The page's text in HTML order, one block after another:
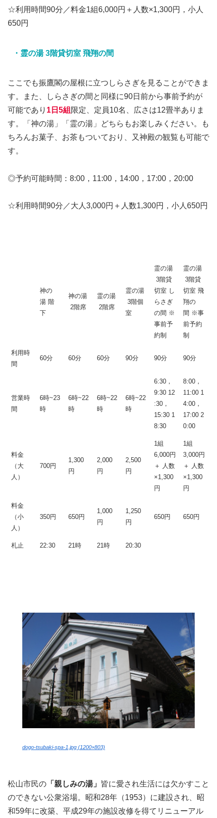
☆利用時間90分／料金1組6,000円＋人数×1,300円，小人
650円
・霊の湯 3階貸切室 飛翔の間
ここでも振鷹閣の屋根に立つしらさぎを見ることができま
す。また、しらさぎの間と同様に90日前から事前予約が
可能であり 1日5組 限定、定員10名、広さは12畳半ありま
す。「神の湯」「霊の湯」どちらもお楽しみください。も
ちろんお菓子、お茶もついており、又神殿の観覧も可能で
す。
◎予約可能時間：8:00，11:00，14:00，17:00，20:00
☆利用時間90分／大人3,000円＋人数1,300円，小人650円
神の
湯 階
下
神の湯
2階席
霊の湯
2階席
霊の湯
3階個
室
霊の湯
3階貸
切室 し
らさぎ
の間 ※
事前予
約制
霊の湯
3階貸
切室 飛
翔の
間 ※事
前予約
制
利用時
間
60分 60分 60分 90分 90分 90分
営業時
間
6時~23
時
6時~22
時
6時~22
時
6時~22
時
6:30，
9:30 12
:30，
15:30 1
8:30
8:00，
11:00 1
4:00，
17:00 2
0:00
料金
（大
人）
700円
1,300
円
2,000
円
2,500
円
1組
6,000円
＋ 人数
×1,300
円
1組
3,000円
＋ 人数
×1,300
円
料金
（小
人）
350円 650円
1,000
円
1,250
円
650円 650円
札止 22:30 21時 21時 20:30
dogo-tsubaki-spa-1.jpg (1200×803)
松山市民の 「親しみの湯」 皆に愛され生活には欠かすこと
のできない公衆浴場。昭和28年（1953）に建設され、昭
和59年に改築、平成29年の施設改修を得てリニューアル